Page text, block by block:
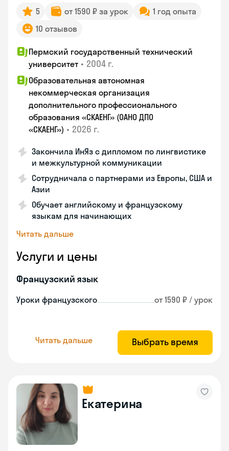
5 от 1590 ₽ за урок
1 год опыта
10 отзывов
Пермский государственный технический
университет • 2004 г.
Образовательная автономная
некоммерческая организация
дополнительного профессионального
образования «СКАЕНГ» (ОАНО ДПО
«СКАЕНГ») • 2026 г.
Закончила ИнЯз с дипломом по лингвистике
и межкультурной коммуникации
Сотрудничала с партнерами из Европы, США и
Азии
Обучает английскому и французскому
языкам для начинающих
Читать дальше
Услуги и цены
Французский язык
Уроки французского от 1590 ₽ / урок
Читать дальше Выбрать время
Екатерина